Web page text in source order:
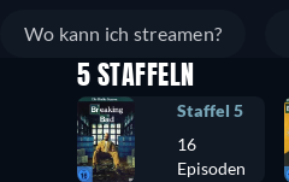
Wo kann ich streamen?
5 STAFFELN
Staffel 5
16
Episoden